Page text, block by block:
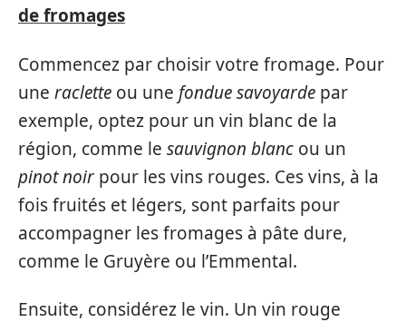
de fromages
Commencez par choisir votre fromage. Pour
une raclette ou une fondue savoyarde par
exemple, optez pour un vin blanc de la
région, comme le sauvignon blanc ou un
pinot noir pour les vins rouges. Ces vins, à la
fois fruités et légers, sont parfaits pour
accompagner les fromages à pâte dure,
comme le Gruyère ou l’Emmental.
Ensuite, considérez le vin. Un vin rouge